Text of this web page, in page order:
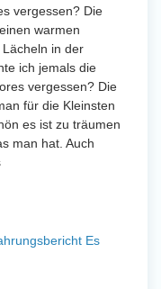
vergessen? Die
warmen
in der
ich jemals die
vergessen? Die
für die Kleinsten
es ist zu träumen
man hat. Auch
Es